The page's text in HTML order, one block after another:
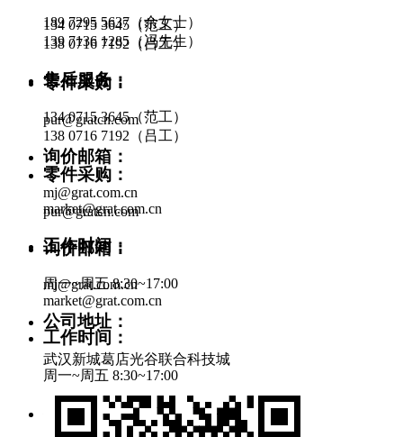
134 0715 3645（范工）
138 0716 7192（吕工）
零件采购：
pur@gratcn.com
询价邮箱：
mj@grat.com.cn
market@grat.com.cn
工作时间：
周一~周五 8:30~17:00
公司地址：
武汉新城葛店光谷联合科技城
189 7295 5637（余女士）
139 7136 1285（冯先生）
售后服务：
134 0715 3645（范工）
138 0716 7192（吕工）
零件采购：
pur@gratcn.com
询价邮箱：
mj@grat.com.cn
market@grat.com.cn
工作时间：
周一~周五 8:30~17:00
公司地址：